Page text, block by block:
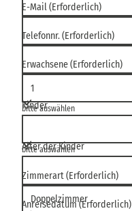
E-Mail(Erforderlich)
Telefonnr.(Erforderlich)
Erwachsene(Erforderlich)
bitte auswählen
Kinder
bitte auswählen
Alter der Kinder
Zimmerart(Erforderlich)
Anreisedatum(Erforderlich)